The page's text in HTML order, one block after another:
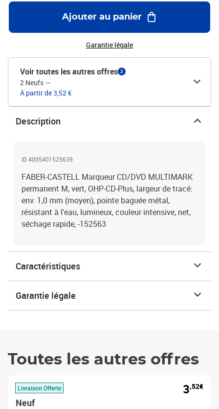
Ajouter au panier
Garantie légale
Voir toutes les autres offres 2
2 Neufs —
À partir de 3,52 €
Description
ID 4005401525639
FABER-CASTELL Marqueur CD/DVD MULTIMARK
permanent M, vert, OHP-CD-Plus, largeur de tracé:
env. 1,0 mm (moyen), pointe baguée métal,
résistant à l'eau, lumineux, couleur intensive, net,
séchage rapide, -152563
Caractéristiques
Garantie légale
Toutes les autres offres
Livraison Offerte
Neuf
3,52€